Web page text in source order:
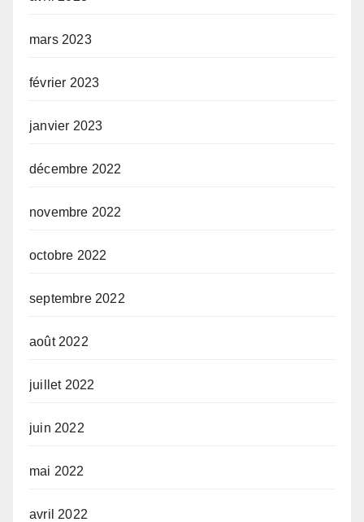
mars 2023
février 2023
janvier 2023
décembre 2022
novembre 2022
octobre 2022
septembre 2022
août 2022
juillet 2022
juin 2022
mai 2022
avril 2022